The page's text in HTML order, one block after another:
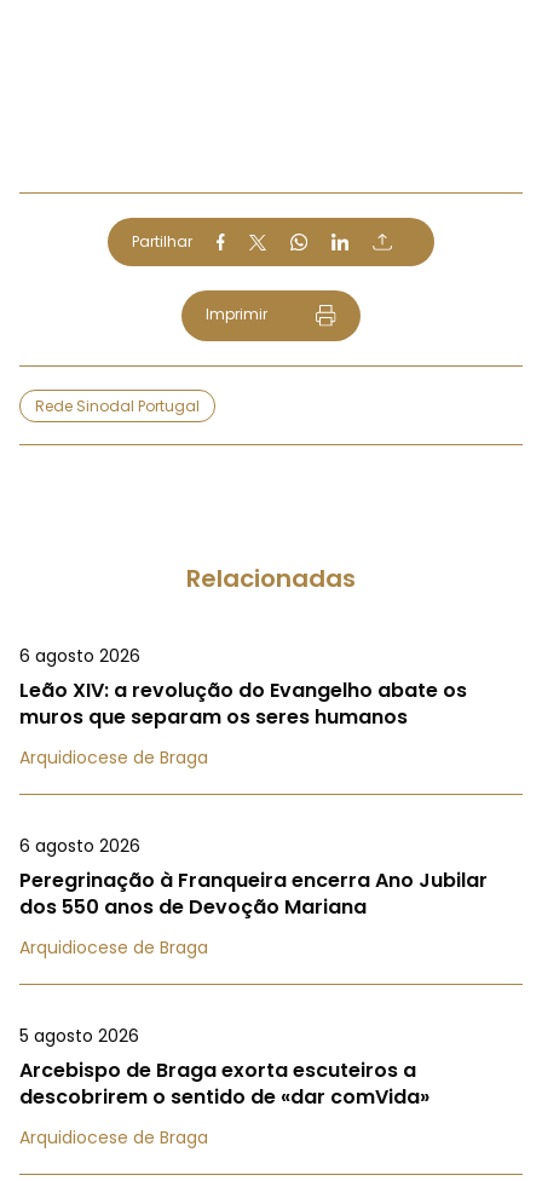
Partilhar
Imprimir
Rede Sinodal Portugal
Relacionadas
6 agosto 2026
Leão XIV: a revolução do Evangelho abate os
muros que separam os seres humanos
Arquidiocese de Braga
6 agosto 2026
Peregrinação à Franqueira encerra Ano Jubilar
dos 550 anos de Devoção Mariana
Arquidiocese de Braga
5 agosto 2026
Arcebispo de Braga exorta escuteiros a
descobrirem o sentido de «dar comVida»
Arquidiocese de Braga